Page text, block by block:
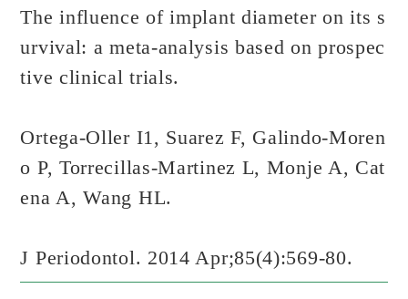
The influence of implant diameter on its s
urvival: a meta-analysis based on prospec
tive clinical trials.
Ortega-Oller I1, Suarez F, Galindo-Moren
o P, Torrecillas-Martinez L, Monje A, Cat
ena A, Wang HL.
J Periodontol. 2014 Apr;85(4):569-80.